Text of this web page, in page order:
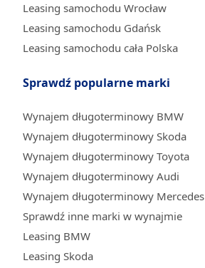
Leasing samochodu Wrocław
Leasing samochodu Gdańsk
Leasing samochodu cała Polska
Sprawdź popularne marki
Wynajem długoterminowy BMW
Wynajem długoterminowy Skoda
Wynajem długoterminowy Toyota
Wynajem długoterminowy Audi
Wynajem długoterminowy Mercedes
Sprawdź inne marki w wynajmie
Leasing BMW
Leasing Skoda